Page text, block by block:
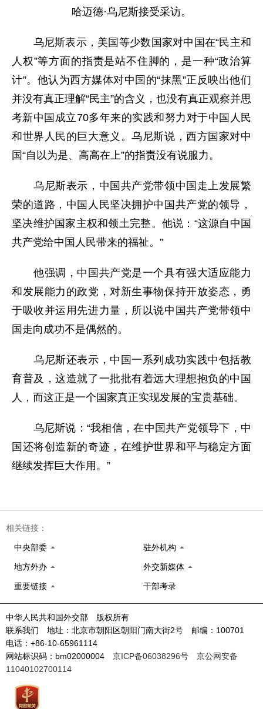
哈迈德·乌尼斯接受采访。
乌尼斯表示，美国等少数国家对中国在“民主和
人权”等方面的指责是站不住脚的，是一种“政治算
计”。他认为西方媒体对中国的“抹黑”正反映出他们
并没有真正理解“民主”的含义，也没有真正观察并思
考新中国成立70多年来的实践和努力对于中国人民
和世界人民的巨大意义。乌尼斯说，西方国家对中
国“自以为是、高高在上”的指责没有说服力。
乌尼斯表示，中国共产党带领中国走上发展繁
荣的道路，中国人民坚决拥护中国共产党的领导，
坚决维护国家主权和领土完整。他说：“这源自中国
共产党给中国人民带来的福祉。”
他强调，中国共产党是一个具有强大适应能力
和发展能力的政党，对新生事物保持开放姿态，勇
于吸收并运用先进力量，所以说中国共产党带领中
国走向成功不是偶然的。
乌尼斯还表示，中国一系列成功实践中包括教
育普及，这造就了一批批有着远大理想抱负的中国
人，而这正是一个国家真正实现发展的宝贵基础。
乌尼斯说：“我相信，在中国共产党领导下，中
国还将创造新的奇迹，在维护世界和平与稳定方面
继续发挥巨大作用。”
相关链接：
中央部委 驻外机构
地方外办 外交新媒体
重要链接 干部考录
中华人民共和国外交部 版权所有
联系我们 地址：北京市朝阳区朝阳门南大街2号 邮编：100701
电话：+86-10-65961114
网站标识码：bm02000004 京ICP备06038296号
京公网安备
11040102700114